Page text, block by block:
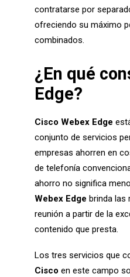
contratarse por
ofreciendo su máximo
combinados.
¿En qué
Edge?
Cisco Webex Edge
conjunto de servicios
empresas ahorren en
de telefonía
ahorro no significa
Webex Edge brinda las
reunión a partir de la
contenido que presta.
Los tres servicios que
Cisco en este campo